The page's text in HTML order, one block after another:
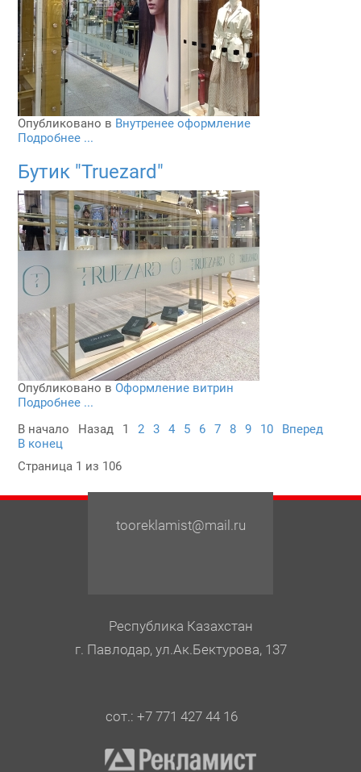
Опубликовано в Внутренее оформление
Подробнее ...
Бутик "Truezard"
Опубликовано в Оформление витрин
Подробнее ...
В начало
Назад 1 2 3 4 5 6 7 8 9 10
Вперед
В конец
Страница 1 из 106
tooreklamist@mail.ru
Республика Казахстан
г. Павлодар, ул.Ак.Бектурова, 137
сот.: +7 771 427 44 16